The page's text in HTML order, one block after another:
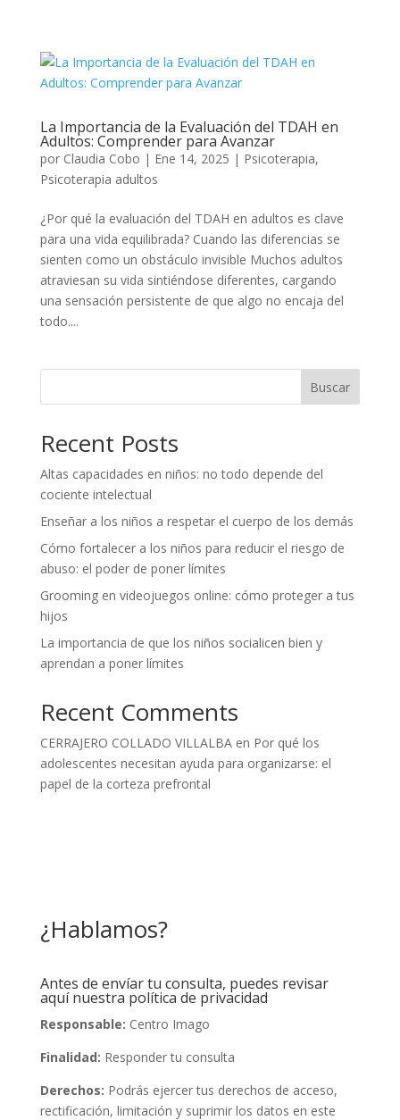
La Importancia de la Evaluación del TDAH en
Adultos: Comprender para Avanzar
por Claudia Cobo | Ene 14, 2025 | Psicoterapia,
Psicoterapia adultos
¿Por qué la evaluación del TDAH en adultos es clave
para una vida equilibrada? Cuando las diferencias se
sienten como un obstáculo invisible Muchos adultos
atraviesan su vida sintiéndose diferentes, cargando
una sensación persistente de que algo no encaja del
todo....
Buscar
Recent Posts
Altas capacidades en niños: no todo depende del
cociente intelectual
Enseñar a los niños a respetar el cuerpo de los demás
Cómo fortalecer a los niños para reducir el riesgo de
abuso: el poder de poner límites
Grooming en videojuegos online: cómo proteger a tus
hijos
La importancia de que los niños socialicen bien y
aprendan a poner límites
Recent Comments
CERRAJERO COLLADO VILLALBAen Por qué los
adolescentes necesitan ayuda para organizarse: el
papel de la corteza prefrontal
¿Hablamos?
Antes de envíar tu consulta, puedes revisar
aquí nuestra política de privacidad
Responsable: Centro Imago
Finalidad: Responder tu consulta
Derechos: Podrás ejercer tus derechos de acceso,
rectificación, limitación y suprimir los datos en este